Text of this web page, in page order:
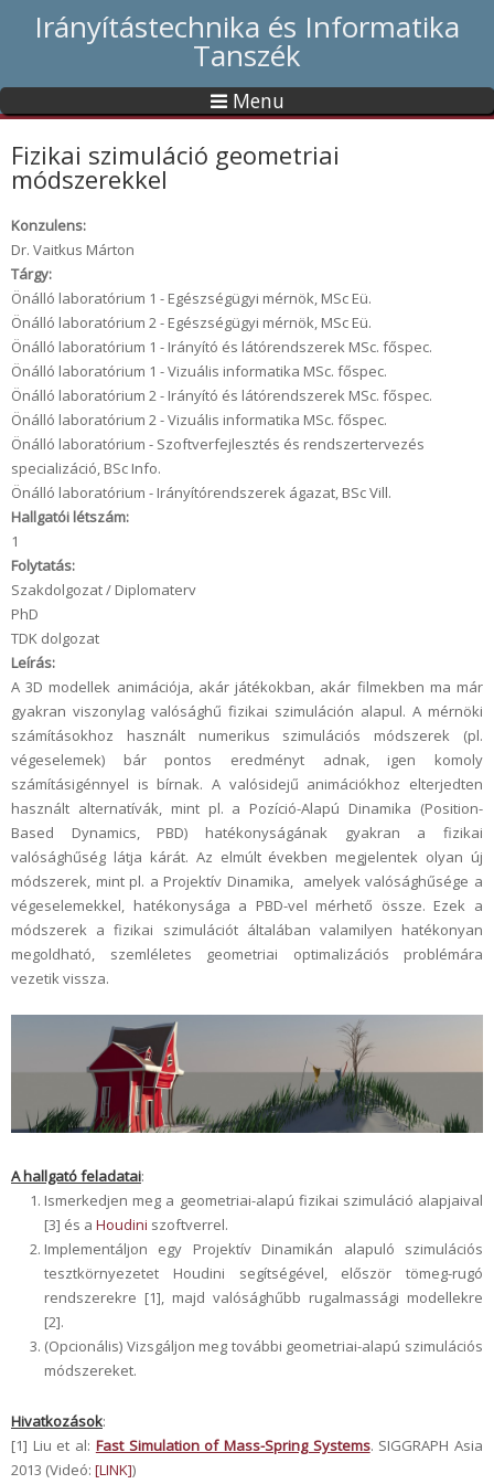
Irányítástechnika és Informatika
Tanszék
Menu
Fizikai szimuláció geometriai
módszerekkel
Konzulens:
Dr. Vaitkus Márton
Tárgy:
Önálló laboratórium 1 - Egészségügyi mérnök, MSc Eü.
Önálló laboratórium 2 - Egészségügyi mérnök, MSc Eü.
Önálló laboratórium 1 - Irányító és látórendszerek MSc. főspec.
Önálló laboratórium 1 - Vizuális informatika MSc. főspec.
Önálló laboratórium 2 - Irányító és látórendszerek MSc. főspec.
Önálló laboratórium 2 - Vizuális informatika MSc. főspec.
Önálló laboratórium - Szoftverfejlesztés és rendszertervezés
specializáció, BSc Info.
Önálló laboratórium - Irányítórendszerek ágazat, BSc Vill.
Hallgatói létszám:
1
Folytatás:
Szakdolgozat / Diplomaterv
PhD
TDK dolgozat
Leírás:
A 3D modellek animációja, akár játékokban, akár filmekben ma már
gyakran viszonylag valósághű fizikai szimuláción alapul. A mérnöki
számításokhoz használt numerikus szimulációs módszerek (pl.
végeselemek) bár pontos eredményt adnak, igen komoly
számításigénnyel is bírnak. A valósidejű animációkhoz elterjedten
használt alternatívák, mint pl. a Pozíció-Alapú Dinamika (Position-
Based Dynamics, PBD) hatékonyságának gyakran a fizikai
valósághűség látja kárát. Az elmúlt években megjelentek olyan új
módszerek, mint pl. a Projektív Dinamika, amelyek valósághűsége a
végeselemekkel, hatékonysága a PBD-vel mérhető össze. Ezek a
módszerek a fizikai szimulációt általában valamilyen hatékonyan
megoldható, szemléletes geometriai optimalizációs problémára
vezetik vissza.
A hallgató feladatai:
Ismerkedjen meg a geometriai-alapú fizikai szimuláció alapjaival
[3] és a Houdini szoftverrel.
Implementáljon egy Projektív Dinamikán alapuló szimulációs
tesztkörnyezetet Houdini segítségével, először tömeg-rugó
rendszerekre [1], majd valósághűbb rugalmassági modellekre
[2].
(Opcionális) Vizsgáljon meg további geometriai-alapú szimulációs
módszereket.
Hivatkozások:
[1] Liu et al: Fast Simulation of Mass-Spring Systems. SIGGRAPH Asia
2013 (Videó: [LINK])